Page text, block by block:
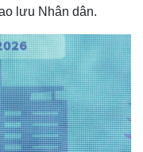
lưu Nhân dân.